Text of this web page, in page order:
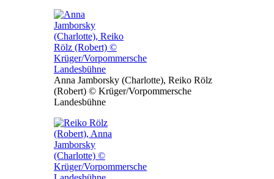
Anna Jamborsky (Charlotte), Reiko Rölz
(Robert) © Krüger/Vorpommersche
Landesbühne